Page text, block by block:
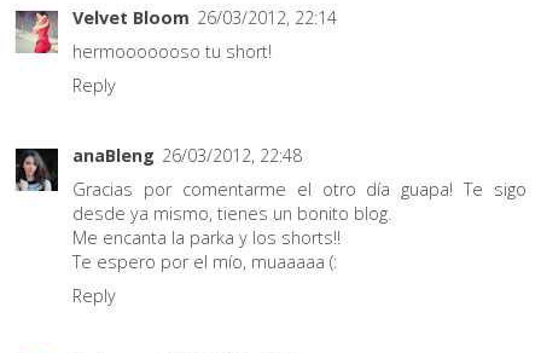
Velvet Bloom 26/03/2012, 22:14
hermooooooso tu short!
Reply
anaBleng 26/03/2012, 22:48
Gracias por comentarme el otro día guapa! Te sigo
desde ya mismo, tienes un bonito blog.
Me encanta la parka y los shorts!!
Te espero por el mío, muaaaaa (:
Reply